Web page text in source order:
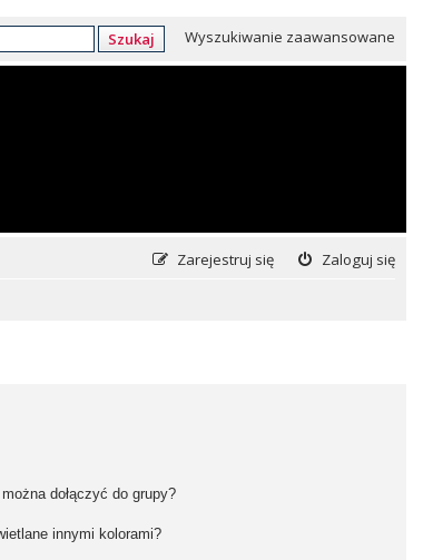
Szukaj Wyszukiwanie zaawansowane
Zaloguj się
Zarejestruj się
dołączyć do grupy?
innymi kolorami?